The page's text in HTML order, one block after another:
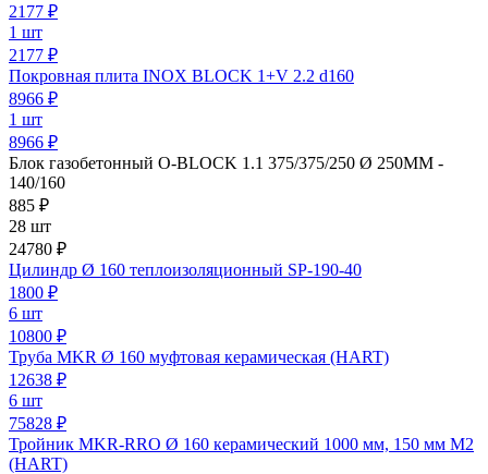
2177 ₽
1 шт
2177 ₽
Покровная плита INOX BLOCK 1+V 2.2 d160
8966 ₽
1 шт
8966 ₽
Блок газобетонный O-BLOCK 1.1 375/375/250 Ø 250ММ -
140/160
885 ₽
28 шт
24780 ₽
Цилиндр Ø 160 теплоизоляционный SP-190-40
1800 ₽
6 шт
10800 ₽
Труба MKR Ø 160 муфтовая керамическая (HART)
12638 ₽
6 шт
75828 ₽
Тройник MKR-RRO Ø 160 керамический 1000 мм, 150 мм M2
(HART)